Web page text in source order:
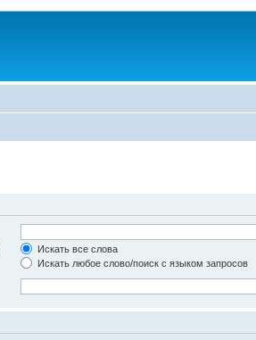
Искать все слова
Искать любое слово/поиск с языком запросов